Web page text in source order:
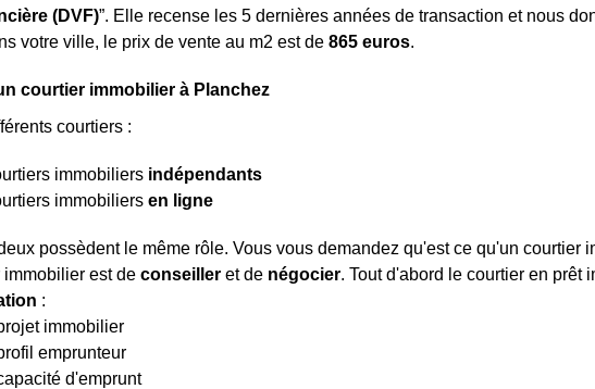
(DVF)”. Elle recense les 5 dernières années de transaction et nous
votre ville, le prix de vente au m2 est de 865 euros.
courtier immobilier à Planchez
courtiers :
immobiliers indépendants
immobiliers en ligne
possèdent le même rôle. Vous vous demandez qu'est ce qu'un courtier
immobilier est de conseiller et de négocier. Tout d'abord le courtier en prêt
:
immobilier
emprunteur
d'emprunt